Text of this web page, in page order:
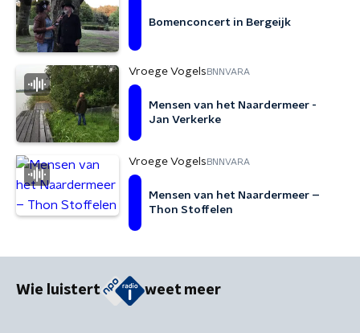
Bomenconcert in Bergeijk
Vroege Vogels BNNVARA
Mensen van het Naardermeer -
Jan Verkerke
Vroege Vogels BNNVARA
Mensen van het Naardermeer –
Thon Stoffelen
Wie luistert weet meer